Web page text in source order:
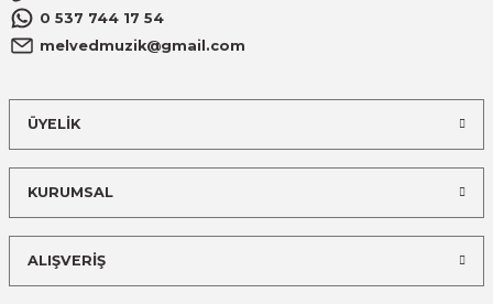
0 537 744 17 54
melvedmuzik@gmail.com
ÜYELİK
KURUMSAL
ALIŞVERİŞ